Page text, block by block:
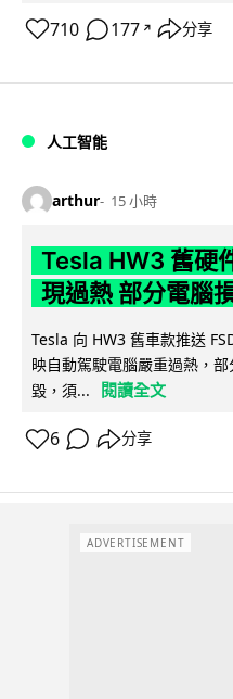
710 177 ↗ 分享
人工智能
arthur 15 小時
Tesla HW3 舊硬
現過熱 部分電腦
Tesla 向 HW3 舊車款推送
映自動駕駛電腦嚴重過熱，
毀，須...
閱讀全文
6 分享
ADVERTISEMENT